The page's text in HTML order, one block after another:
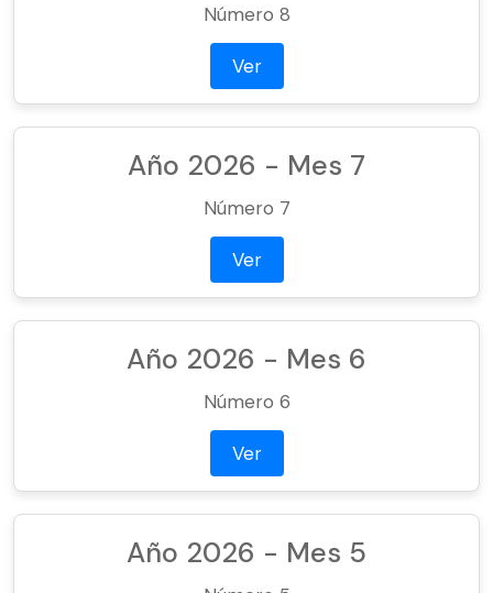
Número 8
Ver
Año 2026 - Mes 7
Número 7
Ver
Año 2026 - Mes 6
Número 6
Ver
Año 2026 - Mes 5